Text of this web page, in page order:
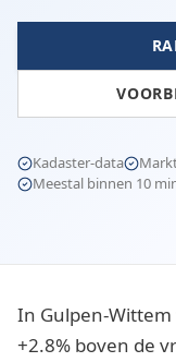
Kadaster-data
Meestal binnen 10
In Gulpen-
+2.8% boven de